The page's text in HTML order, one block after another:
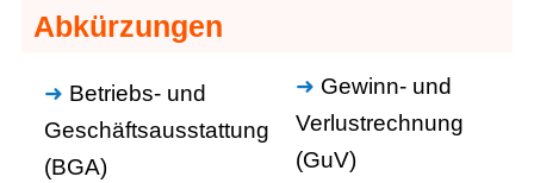
Abkürzungen
Betriebs- und
Geschäftsausstattung
(BGA)
Gewinn- und
Verlustrechnung
(GuV)